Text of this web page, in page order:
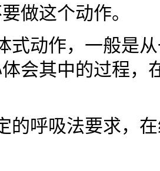
做这个动作。
式动作，一般是
会其中的过程，
的呼吸法要求，